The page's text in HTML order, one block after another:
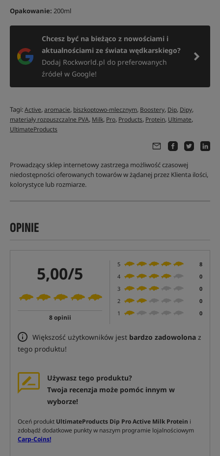
Opakowanie: 200ml
Chcesz być na bieżąco z nowościami i
aktualnościami ze świata wędkarskiego?
Dodaj Rockworld.pl do preferowanych
źródeł w Google!
Tagi:Active,aromacie, biszkoptowo-mlecznym, Boostery, Dip, Dipy,
materiały rozpuszczalne PVA, Milk, Pro, Products, Protein, Ultimate,
UltimateProducts
Prowadzący sklep internetowy zastrzega możliwość czasowej
niedostępności oferowanych towarów w żądanej przez Klienta ilości,
kolorystyce lub rozmiarze.
OPINIE
5,00/5
8 opinii
5
8
4
0
3
0
2
0
1
0
Większość użytkowników jest bardzo zadowolona z
tego produktu!
Używasz tego produktu?
Twoja recenzja może pomóc innym w
wyborze!
Oceń produkt UltimateProducts Dip Pro Active Milk Protein i
zdobądź dodatkowe punkty w naszym programie lojalnościowym
Carp-Coins!